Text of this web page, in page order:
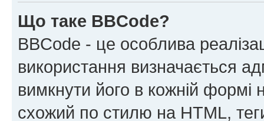
Що таке BBCode?
BBCode - це особлива
використання визначається
вимкнути його в кожній
схожий по стилю на HTML,